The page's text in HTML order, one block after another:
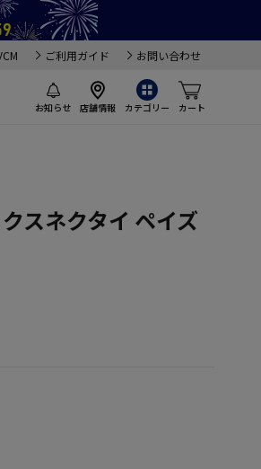
ご利用ガイド お問い合わせ
お知らせ 店舗情報 カテゴリー カート
スネクタイ ペイズ